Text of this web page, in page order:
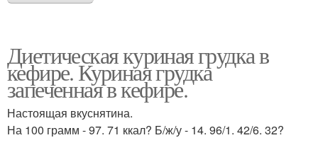
Диетическая куриная грудка в
кефире. Куриная грудка
запеченная в кефире.
Настоящая вкуснятина.
На 100 грамм - 97. 71 ккал? Б/ж/у - 14. 96/1. 42/6. 32?